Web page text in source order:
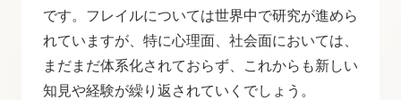
です。フレイルについては世界中で研究が進めら
れていますが、特に心理面、社会面においては、
まだまだ体系化されておらず、これからも新しい
知見や経験が繰り返されていくでしょう。